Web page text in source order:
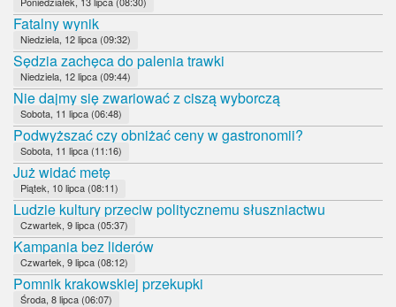
Fatalny wynik
Niedziela, 12 lipca (09:32)
Sędzia zachęca do palenia trawki
Niedziela, 12 lipca (09:44)
Nie dajmy się zwariować z ciszą wyborczą
Sobota, 11 lipca (06:48)
Podwyższać czy obniżać ceny w gastronomii?
Sobota, 11 lipca (11:16)
Już widać metę
Piątek, 10 lipca (08:11)
Ludzie kultury przeciw politycznemu słuszniactwu
Czwartek, 9 lipca (05:37)
Kampania bez liderów
Czwartek, 9 lipca (08:12)
Pomnik krakowskiej przekupki
Środa, 8 lipca (06:07)